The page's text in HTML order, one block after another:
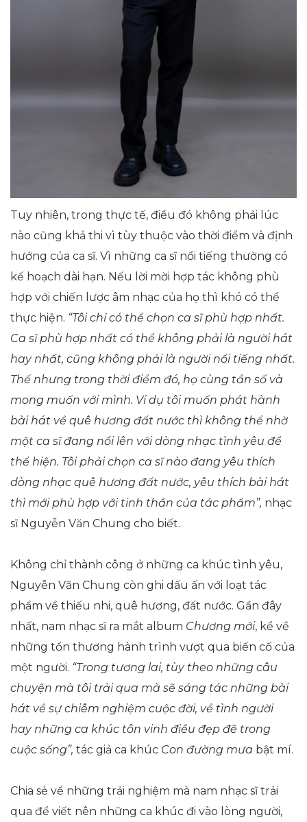
Tuy nhiên, trong thực tế, điều đó không phải lúc
nào cũng khả thi vì tùy thuộc vào thời điểm và định
hướng của ca sĩ. Vì những ca sĩ nổi tiếng thường có
kế hoạch dài hạn. Nếu lời mời hợp tác không phù
hợp với chiến lược âm nhạc của họ thì khó có thể
thực hiện. “Tôi chỉ có thể chọn ca sĩ phù hợp nhất.
Ca sĩ phù hợp nhất có thể không phải là người hát
hay nhất, cũng không phải là người nổi tiếng nhất.
Thế nhưng trong thời điểm đó, họ cùng tần số và
mong muốn với mình. Ví dụ tôi muốn phát hành
bài hát về quê hương đất nước thì không thể nhờ
một ca sĩ đang nổi lên với dòng nhạc tình yêu để
thể hiện. Tôi phải chọn ca sĩ nào đang yêu thích
dòng nhạc quê hương đất nước, yêu thích bài hát
thì mới phù hợp với tinh thần của tác phẩm”, nhạc
sĩ Nguyễn Văn Chung cho biết.
Không chỉ thành công ở những ca khúc tình yêu,
Nguyễn Văn Chung còn ghi dấu ấn với loạt tác
phẩm về thiếu nhi, quê hương, đất nước. Gần đây
nhất, nam nhạc sĩ ra mắt album Chương mới, kể về
những tổn thương hành trình vượt qua biến cố của
một người. “Trong tương lai, tùy theo những câu
chuyện mà tôi trải qua mà sẽ sáng tác những bài
hát về sự chiêm nghiệm cuộc đời, về tình người
hay những ca khúc tôn vinh điều đẹp đẽ trong
cuộc sống”, tác giả ca khúc Con đường mưa bật mí.
Chia sẻ về những trải nghiệm mà nam nhạc sĩ trải
qua để viết nên những ca khúc đi vào lòng người,